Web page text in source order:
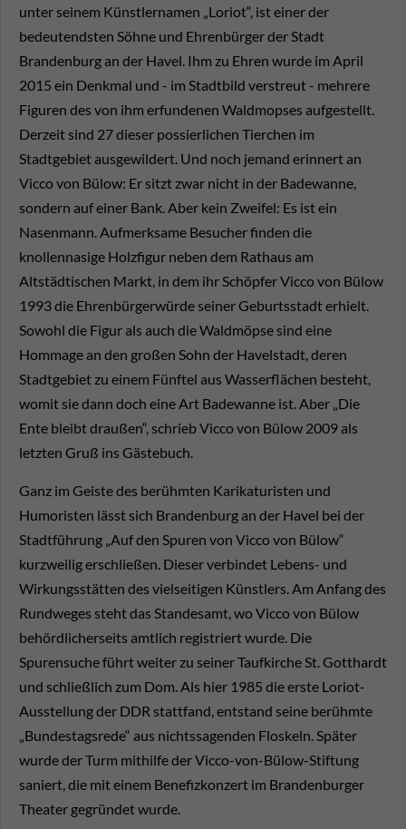
unter seinem Künstlernamen „Loriot“, ist einer der
bedeutendsten Söhne und Ehrenbürger der Stadt
Brandenburg an der Havel. Ihm zu Ehren wurde im April
2015 ein Denkmal und - im Stadtbild verstreut - mehrere
Figuren des von ihm erfundenen Waldmopses aufgestellt.
Derzeit sind 27 dieser possierlichen Tierchen im
Stadtgebiet ausgewildert. Und noch jemand erinnert an
Vicco von Bülow: Er sitzt zwar nicht in der Badewanne,
sondern auf einer Bank. Aber kein Zweifel: Es ist ein
Nasenmann. Aufmerksame Besucher finden die
knollennasige Holzfigur neben dem Rathaus am
Altstädtischen Markt, in dem ihr Schöpfer Vicco von Bülow
1993 die Ehrenbürgerwürde seiner Geburtsstadt erhielt.
Sowohl die Figur als auch die Waldmöpse sind eine
Hommage an den großen Sohn der Havelstadt, deren
Stadtgebiet zu einem Fünftel aus Wasserflächen besteht,
womit sie dann doch eine Art Badewanne ist. Aber „Die
Ente bleibt draußen“, schrieb Vicco von Bülow 2009 als
letzten Gruß ins Gästebuch.
Ganz im Geiste des berühmten Karikaturisten und
Humoristen lässt sich Brandenburg an der Havel bei der
Stadtführung „Auf den Spuren von Vicco von Bülow“
kurzweilig erschließen. Dieser verbindet Lebens- und
Wirkungsstätten des vielseitigen Künstlers. Am Anfang des
Rundweges steht das Standesamt, wo Vicco von Bülow
behördlicherseits amtlich registriert wurde. Die
Spurensuche führt weiter zu seiner Taufkirche St. Gotthardt
und schließlich zum Dom. Als hier 1985 die erste Loriot-
Ausstellung der DDR stattfand, entstand seine berühmte
„Bundestagsrede“ aus nichtssagenden Floskeln. Später
wurde der Turm mithilfe der Vicco-von-Bülow-Stiftung
saniert, die mit einem Benefizkonzert im Brandenburger
Theater gegründet wurde.